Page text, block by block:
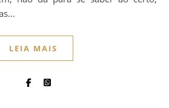
LEIA MAIS